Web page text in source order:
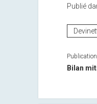
Publié
Bilan